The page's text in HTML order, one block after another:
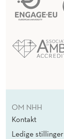
OM NHH
Kontakt
Ledige stillinger